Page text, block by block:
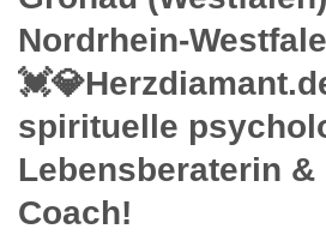
Nordrhein-
spirituelle
Lebensberaterin &
Coach!